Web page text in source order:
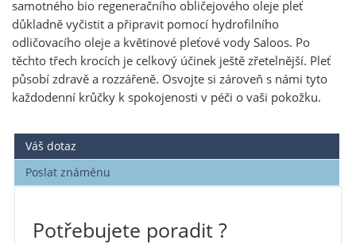
samotného bio regeneračního obličejového oleje pleť
důkladně vyčistit a připravit pomocí hydrofilního
odličovacího oleje a květinové pleťové vody Saloos. Po
těchto třech krocích je celkový účinek ještě zřetelnější. Pleť
působí zdravě a rozzářeně. Osvojte si zároveň s námi tyto
každodenní krůčky k spokojenosti v péči o vaši pokožku.
Váš dotaz
Poslat známénu
Potřebujete poradit ?